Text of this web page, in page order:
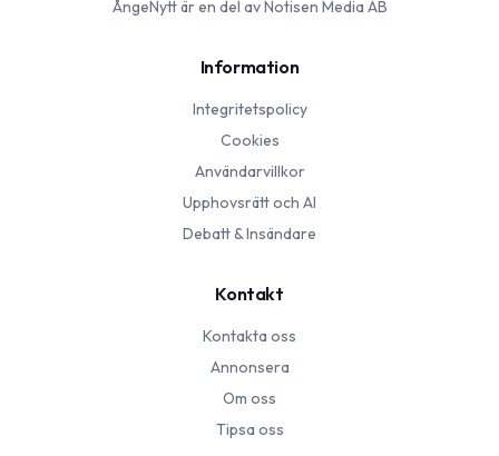
ÅngeNyttär en del av Notisen Media AB
Information
Integritetspolicy
Cookies
Användarvillkor
Upphovsrätt och AI
Debatt & Insändare
Kontakt
Kontakta oss
Annonsera
Om oss
Tipsa oss